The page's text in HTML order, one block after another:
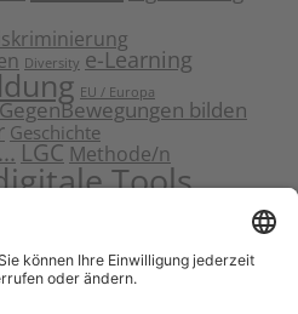
Diversity e-Learning
EU / Europa
GegenBewegungen bilden
Geschichte
LGC Methode/n
Tools
Solidarität